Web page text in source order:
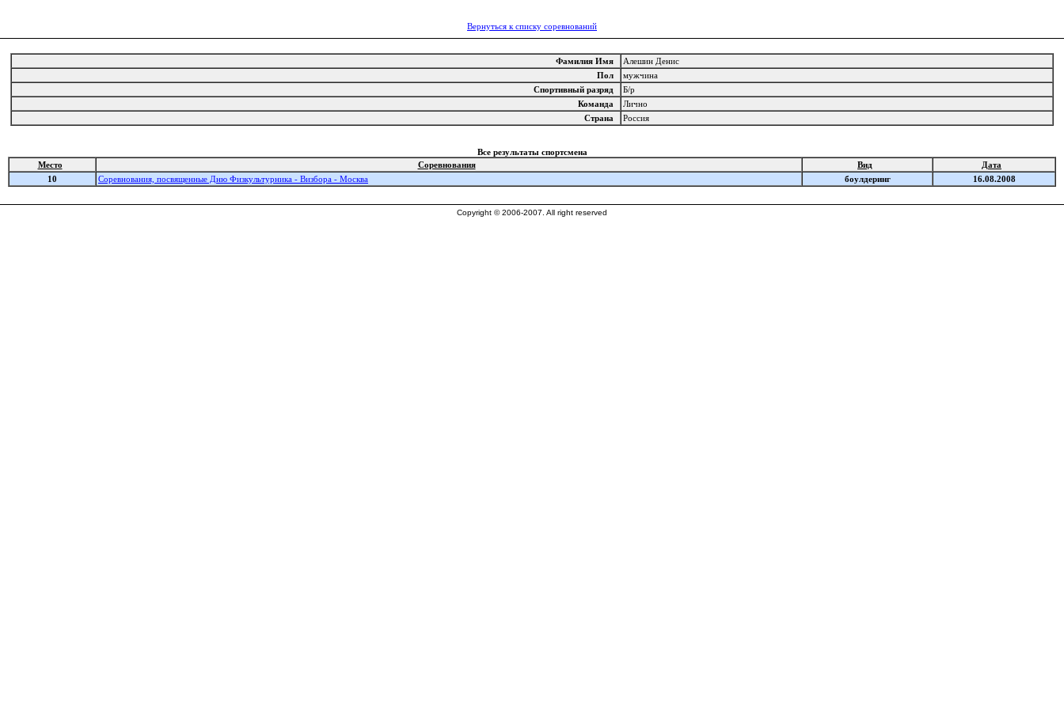
Вернуться к списку соревнований
Фамилия Имя
Алешин Денис
Пол
мужчина
Спортивный разряд
Б/р
Команда
Лично
Страна
Россия
Все результаты спортсмена
Место
Соревнования Вид
Дата
10
Соревнования, посвященные Дню Физкультурника - Визбора - Москва боулдеринг 16.08.2008
Copyright © 2006-2007. All right reserved